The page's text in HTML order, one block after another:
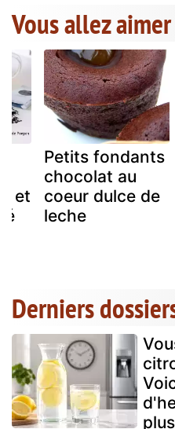
Vous allez aimer
et
Petits fondants
chocolat au
coeur dulce de
leche
Derniers